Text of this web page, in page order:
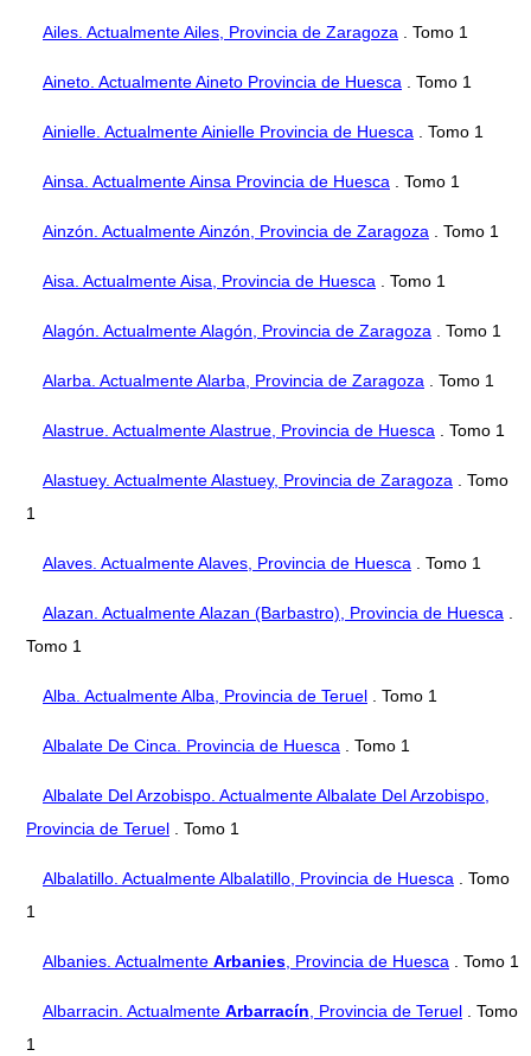
Ailes. Actualmente Ailes, Provincia de Zaragoza . Tomo 1
Aineto. Actualmente Aineto Provincia de Huesca . Tomo 1
Ainielle. Actualmente Ainielle Provincia de Huesca . Tomo 1
Ainsa. Actualmente Ainsa Provincia de Huesca . Tomo 1
Ainzón. Actualmente Ainzón, Provincia de Zaragoza . Tomo 1
Aisa. Actualmente Aisa, Provincia de Huesca . Tomo 1
Alagón. Actualmente Alagón, Provincia de Zaragoza . Tomo 1
Alarba. Actualmente Alarba, Provincia de Zaragoza . Tomo 1
Alastrue. Actualmente Alastrue, Provincia de Huesca . Tomo 1
Alastuey. Actualmente Alastuey, Provincia de Zaragoza . Tomo
1
Alaves. Actualmente Alaves, Provincia de Huesca . Tomo 1
Alazan. Actualmente Alazan (Barbastro), Provincia de Huesca
Tomo 1
Alba. Actualmente Alba, Provincia de Teruel . Tomo 1
Albalate De Cinca. Provincia de Huesca . Tomo 1
Albalate Del Arzobispo. Actualmente Albalate Del Arzobispo,
Provincia de Teruel . Tomo 1
Albalatillo. Actualmente Albalatillo, Provincia de Huesca . Tomo
1
Albanies. Actualmente Arbanies , Provincia de Huesca . Tomo 1
Albarracin. Actualmente Arbarracín , Provincia de Teruel . Tomo
1